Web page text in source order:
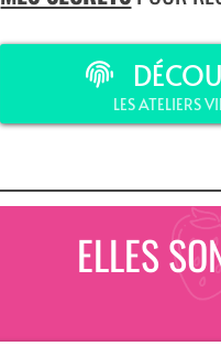
LES ATELIERS
ELLES